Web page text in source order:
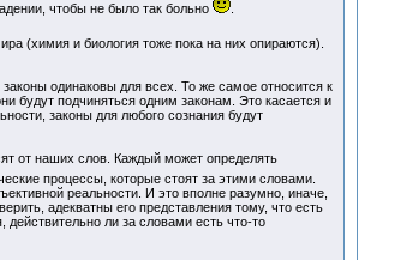
чтобы не было так больно
.
(химия и биология тоже пока на них опираются).
одинаковы для всех. То же самое относится к
будут подчиняться одним законам. Это касается и
законы для любого сознания будут
от наших слов. Каждый может определять
процессы, которые стоят за этими словами.
реальности. И это вполне разумно, иначе,
адекватны его представления тому, что есть
ли за словами есть что-то